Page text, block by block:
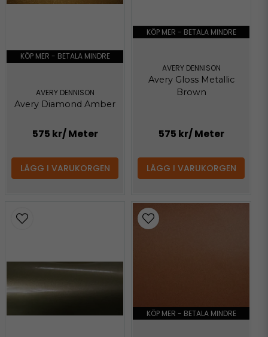
KÖP MER - BETALA MINDRE
AVERY DENNISON
Avery Diamond Amber
575 kr/ Meter
LÄGG I VARUKORGEN
KÖP MER - BETALA MINDRE
AVERY DENNISON
Avery Gloss Metallic
Brown
575 kr/ Meter
LÄGG I VARUKORGEN
KÖP MER - BETALA MINDRE